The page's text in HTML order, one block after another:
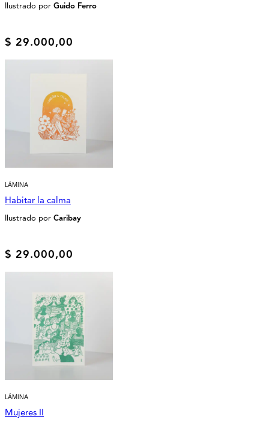
Ilustrado por Guido Ferro
$ 29.000,00
LÁMINA
Habitar la calma
Ilustrado por Caribay
$ 29.000,00
LÁMINA
Mujeres II